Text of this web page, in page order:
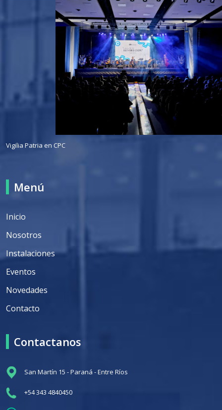
Vigilia Patria en CPC
Menú
Inicio
Nosotros
Instalaciones
Eventos
Novedades
Contacto
Contactanos
San Martín 15 - Paraná - Entre Ríos
+54 343 4840450